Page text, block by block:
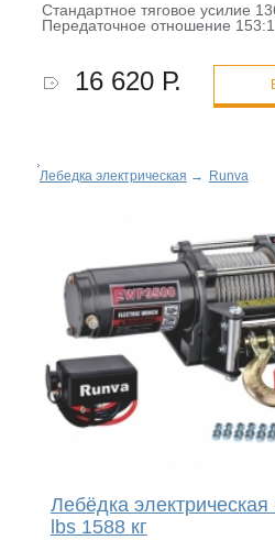
Стандартное тяговое усилие
Передаточное отношение
16 620 Р.
Лебедка электрическая → Runva
Лебёдка
lbs 1588 кг